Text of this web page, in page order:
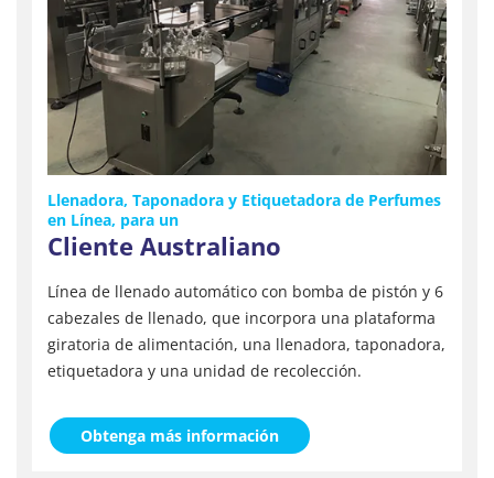
Llenadora, Taponadora y Etiquetadora de Perfumes
en Línea, para un
Cliente Australiano
Línea de llenado automático con bomba de pistón y 6
cabezales de llenado, que incorpora una plataforma
giratoria de alimentación, una llenadora, taponadora,
etiquetadora y una unidad de recolección.
Obtenga más información